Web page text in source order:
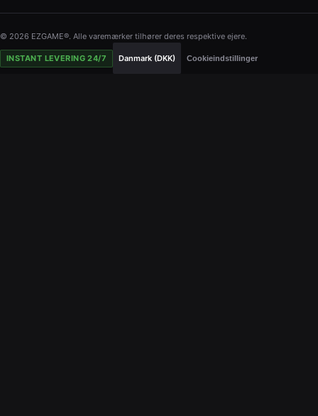
© 2026 EZGAME®. Alle varemærker tilhører deres respektive ejere.
INSTANT LEVERING 24/7 Danmark (DKK) Cookieindstillinger